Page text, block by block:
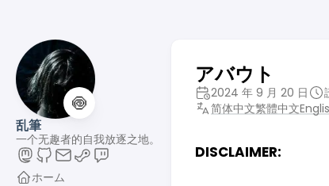
🍥
乱筆
一个无趣者的自我放逐之地。
ホーム
アバウト
2024 年 9 月 20 日
简体中文繁體中文
DISCLAIMER: